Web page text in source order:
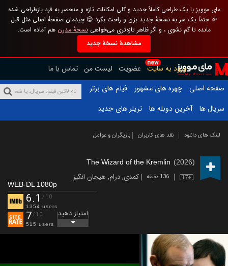
مای موویز با یک طراحی کاملاً جدید و کلی امکانات تازه و منحصر به فرد بازطراحی شده
🎉 حتماً یک سر به نسخهٔ جدید بزن و راحت بگرد 😊 چیدمان صفحهٔ اصلی مثل قبل
مانده تا گم نشوی ، و اگر ظاهر تازه‌تری می‌خواهینسخهٔ مدرن هم آماده است.
مشاهدهٔ نسخهٔ جدید
new
ورود به سایت عضویت لیست من تماس با ما
صفحه اصلی
چهره های مشهور
فیلم های برتر
سریال ها
آخرین دوبله ها تریلر های جدید
لینک های دانلود نقد های کاربران بازیگران و عوامل
The Wizard of the Kremlin (2026)
17+ 136 دقیقه کمدی,درام, هیجان انگیز
WEB-DL 1080p
6.1 /10
1354 users
7/10
515 users
امتیاز دهید